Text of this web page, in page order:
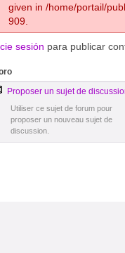
given in /home/portail/
909.
sesión para publicar
Proposer un sujet de
Utiliser ce sujet de forum pour
proposer un nouveau sujet de
discussion.